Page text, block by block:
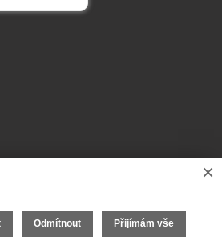
×
Odmítnout Přijímám vše